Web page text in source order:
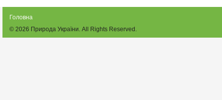
Головна
© 2026 Природа України. All Rights Reserved.